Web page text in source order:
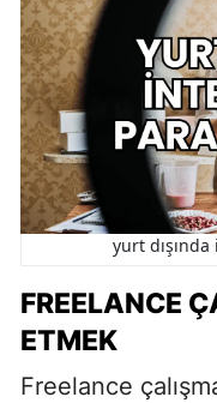
yurt
FREELANCE
ETMEK
Freelance